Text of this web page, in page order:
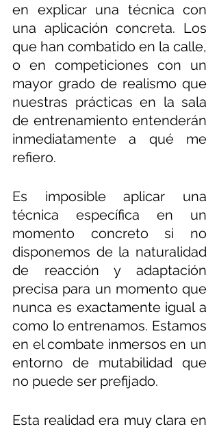
en explicar una técnica con
una aplicación concreta. Los
que han combatido en la calle,
o en competiciones con un
mayor grado de realismo que
nuestras prácticas en la sala
de entrenamiento entenderán
inmediatamente a qué me
refiero.
Es imposible aplicar una
técnica específica en un
momento concreto si no
disponemos de la naturalidad
de reacción y adaptación
precisa para un momento que
nunca es exactamente igual a
como lo entrenamos. Estamos
en el combate inmersos en un
entorno de mutabilidad que
no puede ser prefijado.
Esta realidad era muy clara en